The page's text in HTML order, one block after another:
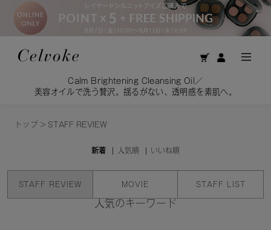
Calm Brightening Cleansing Oil／
美容オイルで洗う贅沢。揺るがない、透明感を素肌へ。
トップ > STAFF REVIEW
新着 人気順 いいね順
STAFF REVIEW MOVIE STAFF LIST
人気のキーワード